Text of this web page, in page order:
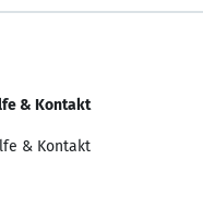
& Kontakt
& Kontakt